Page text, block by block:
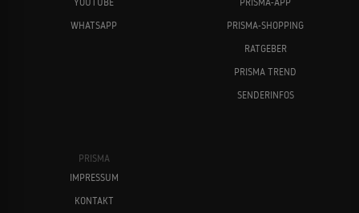
WHATSAPP
PRISMA-SHOPPING
RATGEBER
PRISMA TREND
SENDERINFOS
PRISMA
IMPRESSUM
KONTAKT